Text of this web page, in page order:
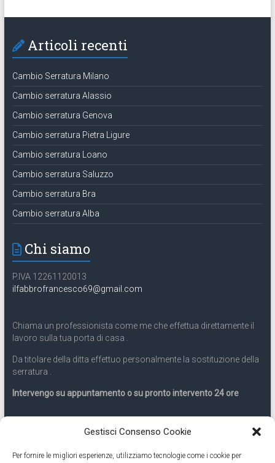
Gestisci Consenso Cookie
Per fornire le migliori esperienze, utilizziamo tecnologie come i cookie per
Articoli recenti
Cambio Serratura Milano
Cambio serratura Alassio
Cambio serratura Genova
Cambio serratura Pietra Ligure
Cambio serratura Loano
Cambio serratura Saluzzo
Cambio serratura Bra
Cambio serratura Alba
Chi siamo
P.IVA 12261120013
ilfabbrofrancesco69@gmail.com
Chiama un professionista come me che effettua direttamente il
lavoro sulla tua porta di casa .
Da titolare della ditta effettuo personalmente la sostituzione della
serratura .
Intervengo su appuntamento o su pronto intervento 24 ore
Servizio 24 ore